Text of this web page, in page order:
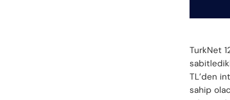
TurkNet
TL’den
sahip